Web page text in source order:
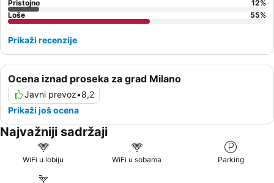
Ocena iznad proseka za grad Milano
Javni prevoz•8,2
Prikaži još ocena
Pristojno
12%
Loše
55%
Prikaži recenzije
Najvažniji sadržaji
WiFi u lobiju WiFi u sobama Parking